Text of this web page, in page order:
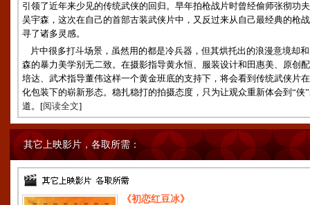
引领了近年来少见的传统武侠的回归。早年拍枪战片时曾经偷师张彻功
吴宇森，这次在自己的首部古装武侠片中，又反过来从自己最经典的枪
寻了诸多灵感。
片中很多打斗场景，虽然用的都是冷兵器，但其烘托出的浪漫意境却
森的暴力美学别无二致。在摄影指导黄永恒、服装设计和田惠美、原创
培达、武术指导董伟这样一个黄金班底的支持下，将会看到传统武侠片
化包装下的崭新形态。稳扎稳打的拍摄态度，只为让观众重新体会到“侠
道。[阅读全文]
其它上映影片，各取所需：
《初恋红豆冰》